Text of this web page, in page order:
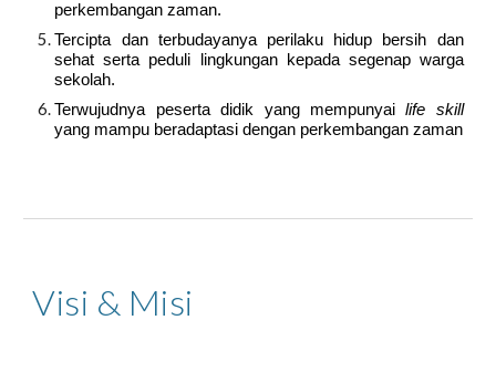
perkembangan zaman.
Tercipta dan terbudayanya perilaku hidup bersih dan
sehat serta peduli lingkungan kepada segenap warga
sekolah.
Terwujudnya peserta didik yang mempunyailife skill
yang mampu beradaptasi dengan perkembangan zaman
Visi & Misi